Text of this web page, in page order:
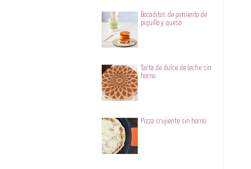
Bocaditos de pimiento de
piquillo y queso
Tarta de dulce de leche sin
horno
Pizza crujiente sin horno